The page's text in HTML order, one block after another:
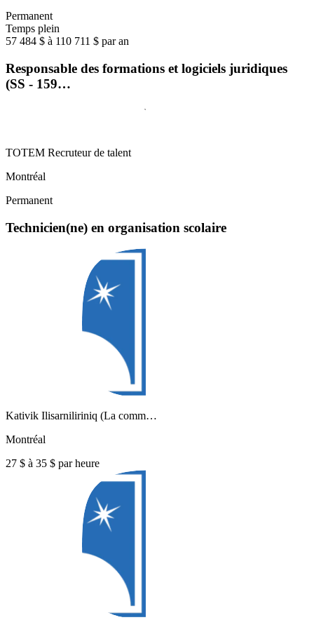
Permanent
Temps plein
57 484 $ à 110 711 $ par an
Responsable des formations et logiciels juridiques
(SS - 159…
TOTEM Recruteur de talent
Montréal
Permanent
Technicien(ne) en organisation scolaire
Kativik Ilisarniliriniq (La comm…
Montréal
27 $ à 35 $ par heure